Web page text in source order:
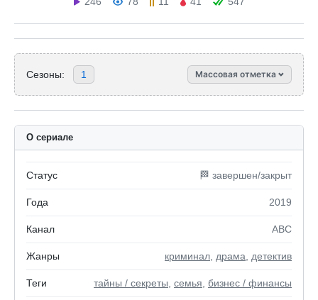
Сезоны: 1 Массовая отметка
О сериале
Статус 🏁 завершен/закрыт
Года 2019
Канал ABC
Жанры криминал драма детектив
Теги тайны / секреты семья бизнес / финансы